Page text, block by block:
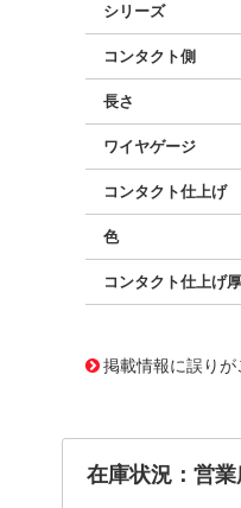
シリーズ
コンタクト側
長さ
ワイヤゲージ
コンタクト仕上げ
色
コンタクト仕上げ
掲載情報に誤りが
在庫状況：営業